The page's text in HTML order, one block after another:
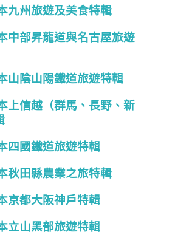
九州旅遊及美食特輯
中部昇龍道與名古屋旅遊
山陰山陽鐵道旅遊特輯
上信越（群馬 、長野 、新
四國鐵道旅遊特輯
秋田縣農業之旅特輯
京都大阪神戶特輯
立山黑部旅遊特輯